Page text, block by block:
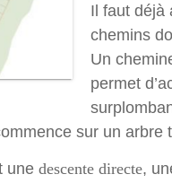
Il faut déjà
chemins
Un
permet
sur un
unedescente directe,